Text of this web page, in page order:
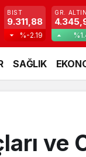
BIST
9.311,88
%-2.19
GR. ALTIN
SAĞLIK
ve